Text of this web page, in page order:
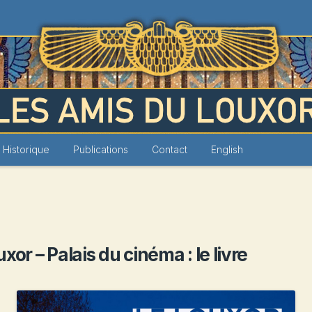
Historique Publications Contact English
– Palais du cinéma : le livre